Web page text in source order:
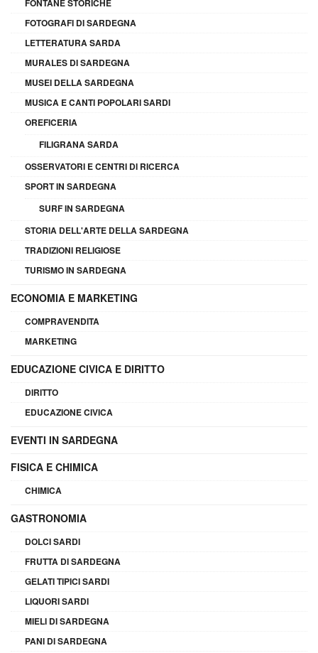
FONTANE STORICHE
FOTOGRAFI DI SARDEGNA
LETTERATURA SARDA
MURALES DI SARDEGNA
MUSEI DELLA SARDEGNA
MUSICA E CANTI POPOLARI SARDI
OREFICERIA
FILIGRANA SARDA
OSSERVATORI E CENTRI DI RICERCA
SPORT IN SARDEGNA
SURF IN SARDEGNA
STORIA DELL'ARTE DELLA SARDEGNA
TRADIZIONI RELIGIOSE
TURISMO IN SARDEGNA
ECONOMIA E MARKETING
COMPRAVENDITA
MARKETING
EDUCAZIONE CIVICA E DIRITTO
DIRITTO
EDUCAZIONE CIVICA
EVENTI IN SARDEGNA
FISICA E CHIMICA
CHIMICA
GASTRONOMIA
DOLCI SARDI
FRUTTA DI SARDEGNA
GELATI TIPICI SARDI
LIQUORI SARDI
MIELI DI SARDEGNA
PANI DI SARDEGNA